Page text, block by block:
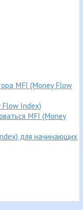
MFI (Money Flow
Flow Index)
MFI (Money
для начинающих